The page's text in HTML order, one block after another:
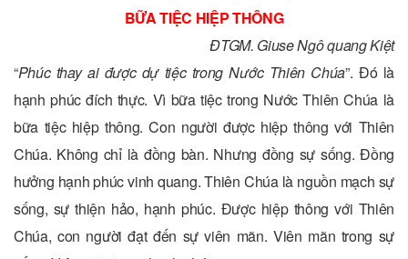
BỮA TIỆC HIỆP THÔNG
ĐTGM. Giuse Ngô quang Kiệt
“Phúc thay ai được dự tiệc trong Nước Thiên Chúa”. Đó là
hạnh phúc đích thực. Vì bữa tiệc trong Nước Thiên Chúa là
bữa tiệc hiệp thông. Con người được hiệp thông với Thiên
Chúa. Không chỉ là đồng bàn. Nhưng đồng sự sống. Đồng
hưởng hạnh phúc vinh quang. Thiên Chúa là nguồn mạch sự
sống, sự thiện hảo, hạnh phúc. Được hiệp thông với Thiên
Chúa, con người đạt đến sự viên mãn. Viên mãn trong sự